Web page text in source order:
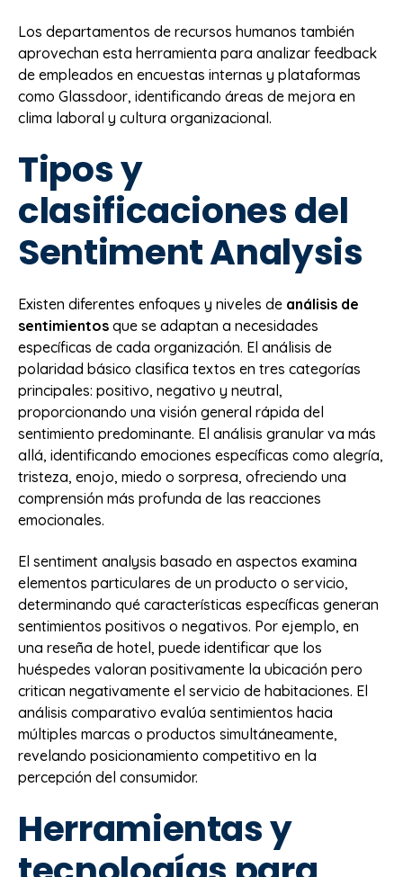
Los departamentos de recursos humanos también
aprovechan esta herramienta para analizar feedback
de empleados en encuestas internas y plataformas
como Glassdoor, identificando áreas de mejora en
clima laboral y cultura organizacional.
Tipos y
clasificaciones del
Sentiment Analysis
Existen diferentes enfoques y niveles de análisis de
sentimientos que se adaptan a necesidades
específicas de cada organización. El análisis de
polaridad básico clasifica textos en tres categorías
principales: positivo, negativo y neutral,
proporcionando una visión general rápida del
sentimiento predominante. El análisis granular va más
allá, identificando emociones específicas como alegría,
tristeza, enojo, miedo o sorpresa, ofreciendo una
comprensión más profunda de las reacciones
emocionales.
El sentiment analysis basado en aspectos examina
elementos particulares de un producto o servicio,
determinando qué características específicas generan
sentimientos positivos o negativos. Por ejemplo, en
una reseña de hotel, puede identificar que los
huéspedes valoran positivamente la ubicación pero
critican negativamente el servicio de habitaciones. El
análisis comparativo evalúa sentimientos hacia
múltiples marcas o productos simultáneamente,
revelando posicionamiento competitivo en la
percepción del consumidor.
Herramientas y